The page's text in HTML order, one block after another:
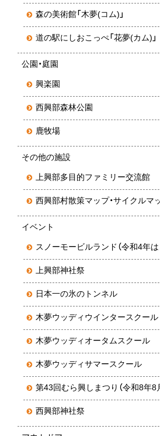
森の美術館「木夢(コム)」
道の駅にしおこっぺ「花夢(カム)」
公園・庭園
興楽園
西興部森林公園
鹿牧場
その他の施設
上興部多目的ファミリー交流館
西興部村散策マップ・サイクルマ
イベント
スノーモービルランド（令和4年
上興部神社祭
日本一の氷のトンネル
木夢ウッディウインタースクール
木夢ウッディオータムスクール
木夢ウッディサマースクール
第43回むら興しまつり（令和8年8
西興部神社祭